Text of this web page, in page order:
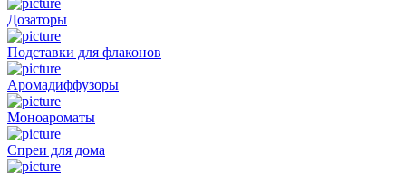
Дозаторы
Подставки для флаконов
Аромадиффузоры
Моноароматы
Спреи для дома